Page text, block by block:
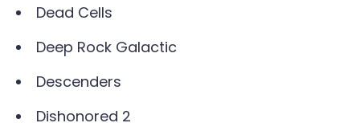
Dead Cells
Deep Rock Galactic
Descenders
Dishonored 2